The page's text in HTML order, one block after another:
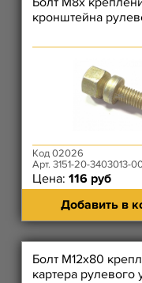
кронштейна
Код 02026
Арт. 3151-20-3403013-
Цена: 116 руб
Добавить в
Болт М12х80
картера рулевого